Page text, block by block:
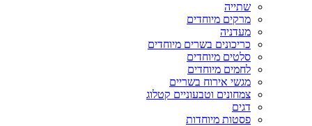
שתייה
מרקים מיוחדים
מעדניה
כריכונים בשרים מיוחדים
סלטים מיוחדים
לחמים מיוחדים
מגשי אירוח בשריים
צמחונים וטבעוניים קטלוג
דגים
פסטות מיוחדות